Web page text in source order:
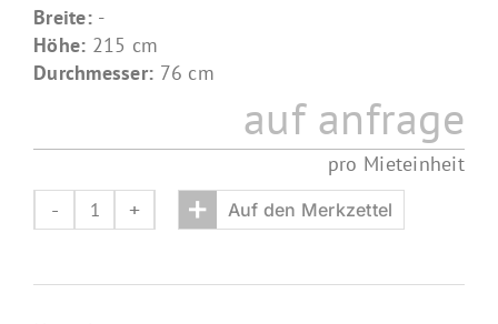
Breite: -
Höhe: 215 cm
Durchmesser: 76 cm
auf anfrage
pro Mieteinheit
heizpilz
+ Auf den Merkzettel